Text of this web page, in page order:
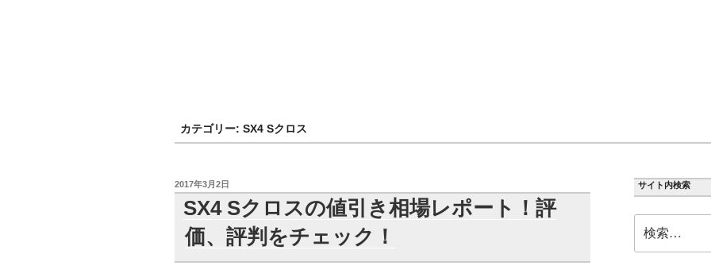
カテゴリー: SX4 Sクロス
投
稿
日:
2017年3月2日
SX4 Sクロスの値引き相場レポート！評
価、評判をチェック！
サイト内検索
索: